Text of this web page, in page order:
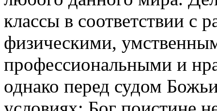
классы в соответствии с
физическими,
профессиональными и
однако перед судом